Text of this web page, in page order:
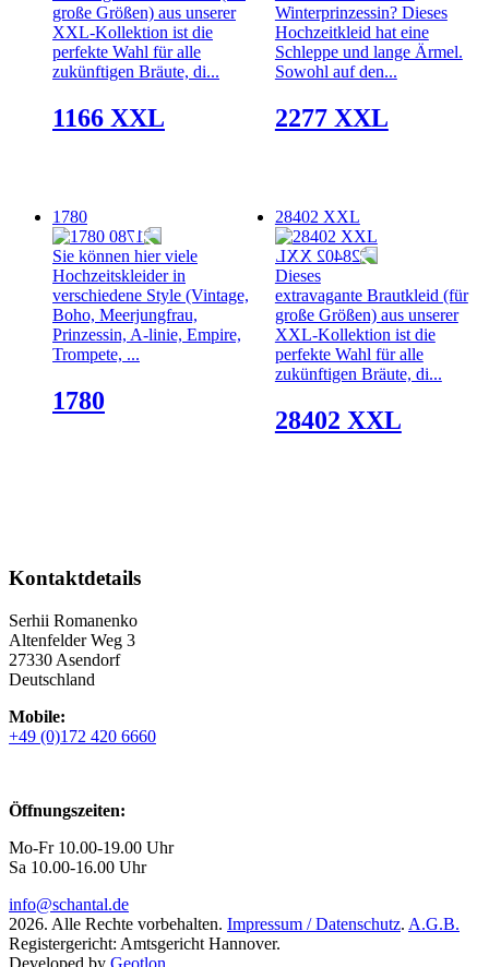
große Größen) aus unserer
XXL-Kollektion ist die
perfekte Wahl für alle
zukünftigen Bräute, di...
1166 XXL
Winterprinzessin? Dieses
Hochzeitkleid hat eine
Schleppe und lange Ärmel.
Sowohl auf den...
2277 XXL
1780
Sie können hier viele
Hochzeitskleider in
verschiedene Style (Vintage,
Boho, Meerjungfrau,
Prinzessin, A-linie, Empire,
Trompete, ...
1780
28402 XXL
Dieses
extravagante Brautkleid (für
große Größen) aus unserer
XXL-Kollektion ist die
perfekte Wahl für alle
zukünftigen Bräute, di...
28402 XXL
Kontaktdetails
Serhii Romanenko
Altenfelder Weg 3
27330 Asendorf
Deutschland
Mobile:
+49 (0)172 420 6660
Öffnungszeiten:
Mo-Fr 10.00-19.00 Uhr
Sa 10.00-16.00 Uhr
info@schantal.de
2026. Alle Rechte vorbehalten. Impressum / Datenschutz. A.G.B.
Registergericht: Amtsgericht Hannover.
Developed by Geotlon